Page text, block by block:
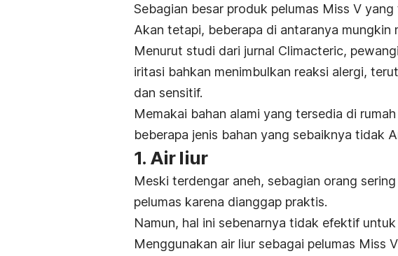
Sebagian besar produk pelumas Miss V
Akan tetapi, beberapa di antaranya mungkin
Menurut studi dari jurnal Climacteric,
iritasi bahkan menimbulkan reaksi alergi,
dan sensitif.
Memakai bahan alami yang tersedia di
beberapa jenis bahan yang sebaiknya tidak
1. Air liur
Meski terdengar aneh, sebagian orang
pelumas karena dianggap praktis.
Namun, hal ini sebenarnya tidak efektif
Menggunakan air liur sebagai pelumas Miss